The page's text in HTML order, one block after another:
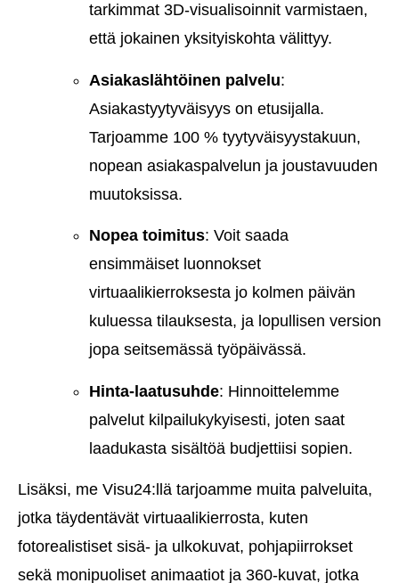
tarkimmat 3D-visualisoinnit varmistaen,
että jokainen yksityiskohta välittyy.
Asiakaslähtöinen palvelu:
Asiakastyytyväisyys on etusijalla.
Tarjoamme 100 % tyytyväisyystakuun,
nopean asiakaspalvelun ja joustavuuden
muutoksissa.
Nopea toimitus: Voit saada
ensimmäiset luonnokset
virtuaalikierroksesta jo kolmen päivän
kuluessa tilauksesta, ja lopullisen version
jopa seitsemässä työpäivässä.
Hinta-laatusuhde: Hinnoittelemme
palvelut kilpailukykyisesti, joten saat
laadukasta sisältöä budjettiisi sopien.
Lisäksi, me Visu24:llä tarjoamme muita palveluita,
jotka täydentävät virtuaalikierrosta, kuten
fotorealistiset sisä- ja ulkokuvat, pohjapiirrokset
sekä monipuoliset animaatiot ja 360-kuvat, jotka